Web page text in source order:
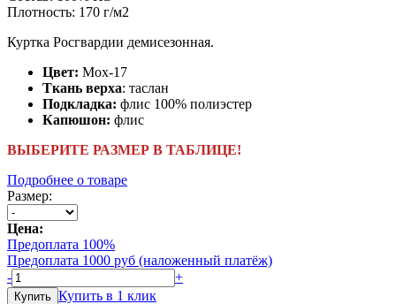
Плотность: 170 г/м2
Куртка Росгвардии демисезонная.
Цвет: Мох-17
Ткань верха: таслан
Подкладка: флис 100% полиэстер
Капюшон: флис
ВЫБЕРИТЕ РАЗМЕР В ТАБЛИЦЕ!
Подробнее о товаре
Размер:
Цена:
Предоплата 100%
Предоплата 1000 руб (наложенный платёж)
-
+
Купить в 1 клик